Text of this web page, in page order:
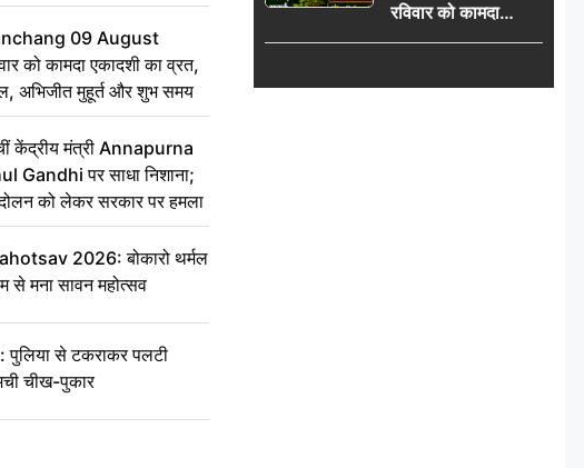
09 August
को कामदा एकादशी का व्रत,
अभिजीत मुहूर्त और शुभ समय
केंद्रीय मंत्री Annapurna
Gandhi पर साधा निशाना;
को लेकर सरकार पर हमला
2026: बोकारो थर्मल
से मना सावन महोत्सव
से टकराकर पलटी
चीख-पुकार
रविवार को कामदा
एकादशी का व्रत, जानें
और शुभ समय